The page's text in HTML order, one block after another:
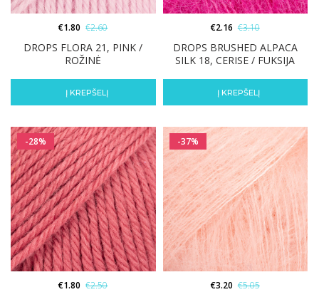
DROPS FLORA 21, PINK /
ROŽINĖ
€1.80 €2.60
Į KREPŠELĮ
DROPS BRUSHED ALPACA
SILK 18, CERISE / FUKSIJA
€2.16 €3.10
Į KREPŠELĮ
-28%
€1.80 €2.50
-37%
€3.20 €5.05